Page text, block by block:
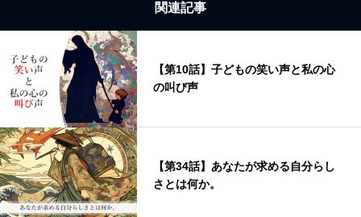
関連記事
【第10話】子どもの笑い声と私の心
の叫び声
【第34話】あなたが求める自分らし
さとは何か。